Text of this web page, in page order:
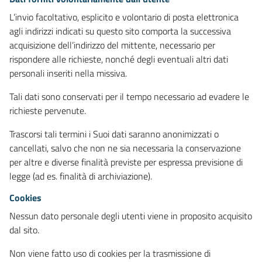
L’invio facoltativo, esplicito e volontario di posta elettronica
agli indirizzi indicati su questo sito comporta la successiva
acquisizione dell’indirizzo del mittente, necessario per
rispondere alle richieste, nonché degli eventuali altri dati
personali inseriti nella missiva.
Tali dati sono conservati per il tempo necessario ad evadere le
richieste pervenute.
Trascorsi tali termini i Suoi dati saranno anonimizzati o
cancellati, salvo che non ne sia necessaria la conservazione
per altre e diverse finalità previste per espressa previsione di
legge (ad es. finalità di archiviazione).
Cookies
Nessun dato personale degli utenti viene in proposito acquisito
dal sito.
Non viene fatto uso di cookies per la trasmissione di